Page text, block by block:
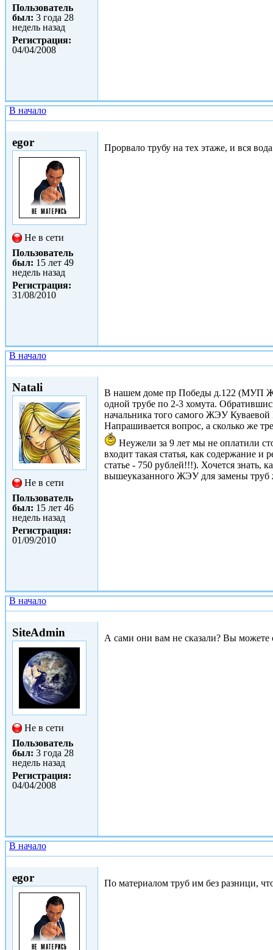
Пользователь
был: 3 года 28
недель назад
Регистрация:
04/04/2008
В начало
egor
Не в сети
Пользователь
был: 15 лет 49
недель назад
Регистрация:
31/08/2010
Прорвало трубу на тех этаже, и вся
В начало
Natali
Не в сети
Пользователь
был: 15 лет 46
недель назад
Регистрация:
01/09/2010
В нашем доме пр Победы д.122 (МУП ЖХ
одной трубе по 2-3 хомута.
начальника того самого ЖЭУ
Напрашивается вопрос, а сколько же
Неужели за 9 лет мы не оплатили
входит такая статья, как содержание
статье - 750 рублей!!!). Хочется знать,
вышеуказанного ЖЭУ для замены труб
В начало
SiteAdmin
Не в сети
Пользователь
был: 3 года 28
недель назад
Регистрация:
04/04/2008
А сами они вам не сказали? Вы можете
В начало
egor По материалом труб им без разници,